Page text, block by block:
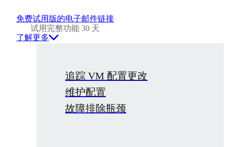
免费试用版的电子邮件链接
试用完整功能 30 天
了解更多
追踪 VM 配置更改
维护配置
故障排除瓶颈